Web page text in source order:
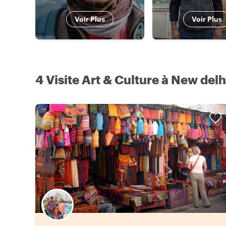
Voir Plus Voir Plus
4 Visite Art & Culture à New